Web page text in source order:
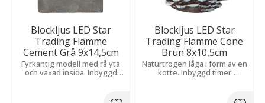
Blockljus LED Star
Trading Flamme
Cement Grå 9x14,5cm
Fyrkantig modell med rå yta
och vaxad insida. Inbyggd
dekorativ atmosfär i hela
Blockljus LED Star
Trading Flamme Cone
Brun 8x10,5cm
Naturtrogen låga i form av en
kotte. Inbyggd timer
atmosfär. Batteri medföljer